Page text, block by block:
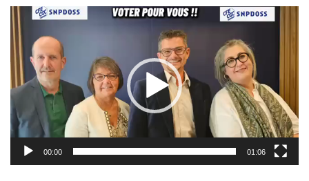
Lecteur
vidéo
00:00 01:06